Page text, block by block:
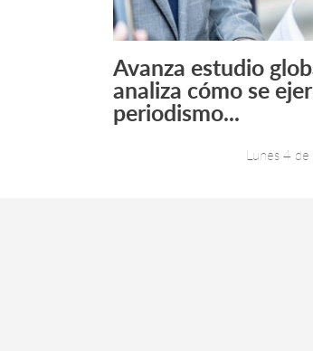
Avanza estudio
analiza cómo se
periodismo...
Lunes 4